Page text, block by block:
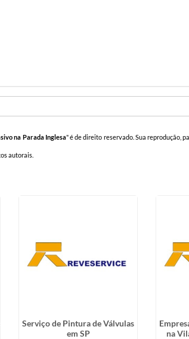
na Parada Inglesa" é de direito reservado. Sua reprodução,
autorais
Serviço de Pintura de Válvulas
em SP
na